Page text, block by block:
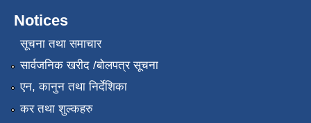
Notices
सूचना तथा समाचार
सार्वजनिक खरीद /बोलपत्र सूचना
एन, कानुन तथा निर्देशिका
कर तथा शुल्कहरु